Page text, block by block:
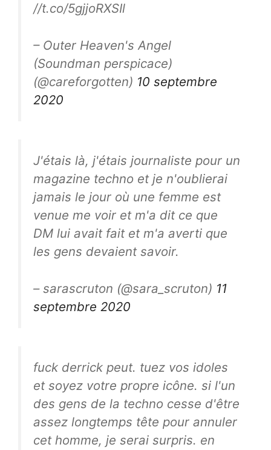
//t.co/5gjjoRXSIl
– Outer Heaven's Angel
(Soundman perspicace)
(@careforgotten) 10 septembre
2020
J'étais là, j'étais journaliste pour un
magazine techno et je n'oublierai
jamais le jour où une femme est
venue me voir et m'a dit ce que
DM lui avait fait et m'a averti que
les gens devaient savoir.
– sarascruton (@sara_scruton) 11
septembre 2020
fuck derrick peut. tuez vos idoles
et soyez votre propre icône. si l'un
des gens de la techno cesse d'être
assez longtemps tête pour annuler
cet homme, je serai surpris. en